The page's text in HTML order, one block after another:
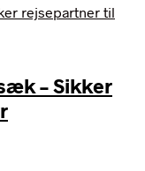
– Sikker